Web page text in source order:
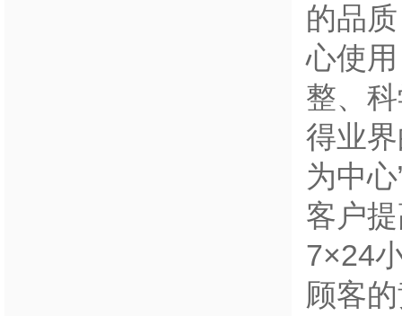
的品
心使
整、
得业
为中
客户
7×24
顾客